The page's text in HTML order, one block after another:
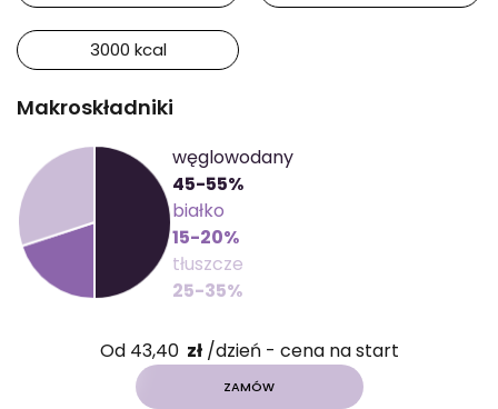
3000 kcal
Makroskładniki
węglowodany
45-55%
białko
15-20%
tłuszcze
25-35%
Od 43,40 zł/dzień - cena na start
ZAMÓW